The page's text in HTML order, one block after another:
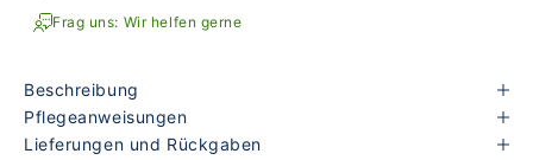
Frag uns: Wir helfen gerne
Beschreibung
Pflegeanweisungen
Lieferungen und Rückgaben